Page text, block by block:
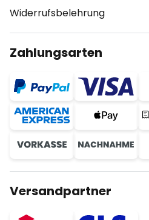
Widerrufsbelehrung
Zahlungsarten
Versandpartner